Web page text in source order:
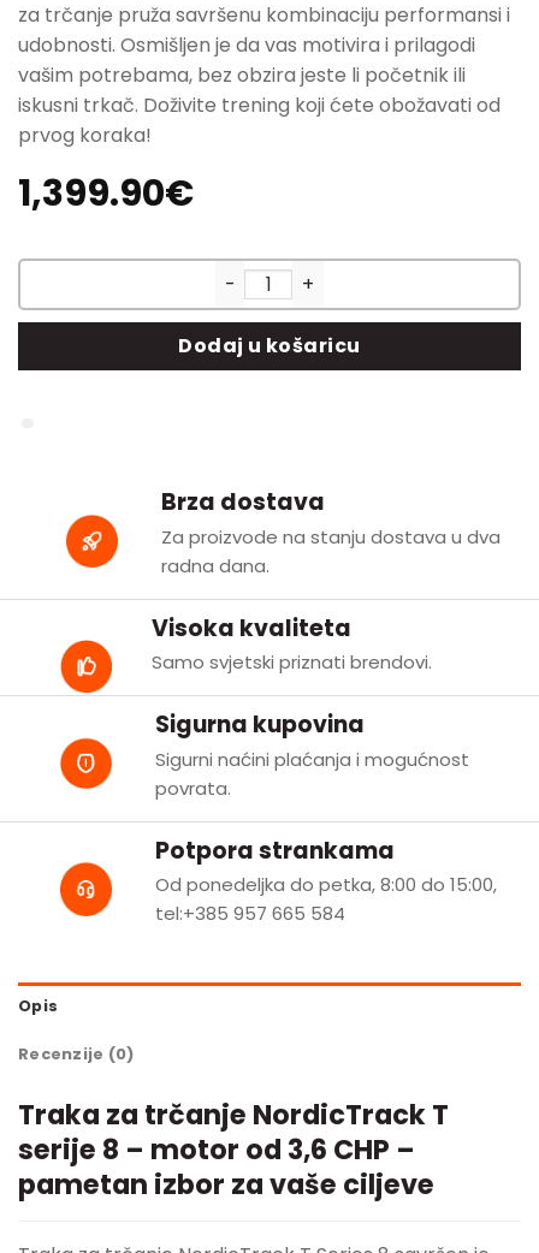
za trčanje pruža savršenu kombinaciju performansi i
udobnosti. Osmišljen je da vas motivira i prilagodi
vašim potrebama, bez obzira jeste li početnik ili
iskusni trkač. Doživite trening koji ćete obožavati od
prvog koraka!
1,399.90€
Traka za trčanje NordicTrack
Dodaj u košaricu
Brza dostava
Za proizvode na stanju dostava u dva
radna dana.
Visoka kvaliteta
Samo svjetski priznati brendovi.
Sigurna kupovina
Sigurni naćini plaćanja i mogućnost
povrata.
Potpora strankama
Od ponedeljka do petka, 8:00 do 15:00,
tel:+385 957 665 584
Opis
Recenzije (0)
Traka za trčanje NordicTrack T
serije 8 – motor od 3,6 CHP –
pametan izbor za vaše ciljeve